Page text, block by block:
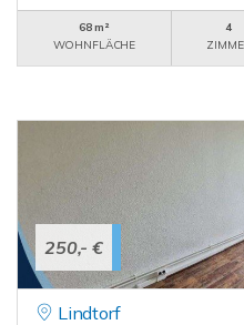
68 m²
WOHNFLÄCHE
4
250,- €
Lindtorf